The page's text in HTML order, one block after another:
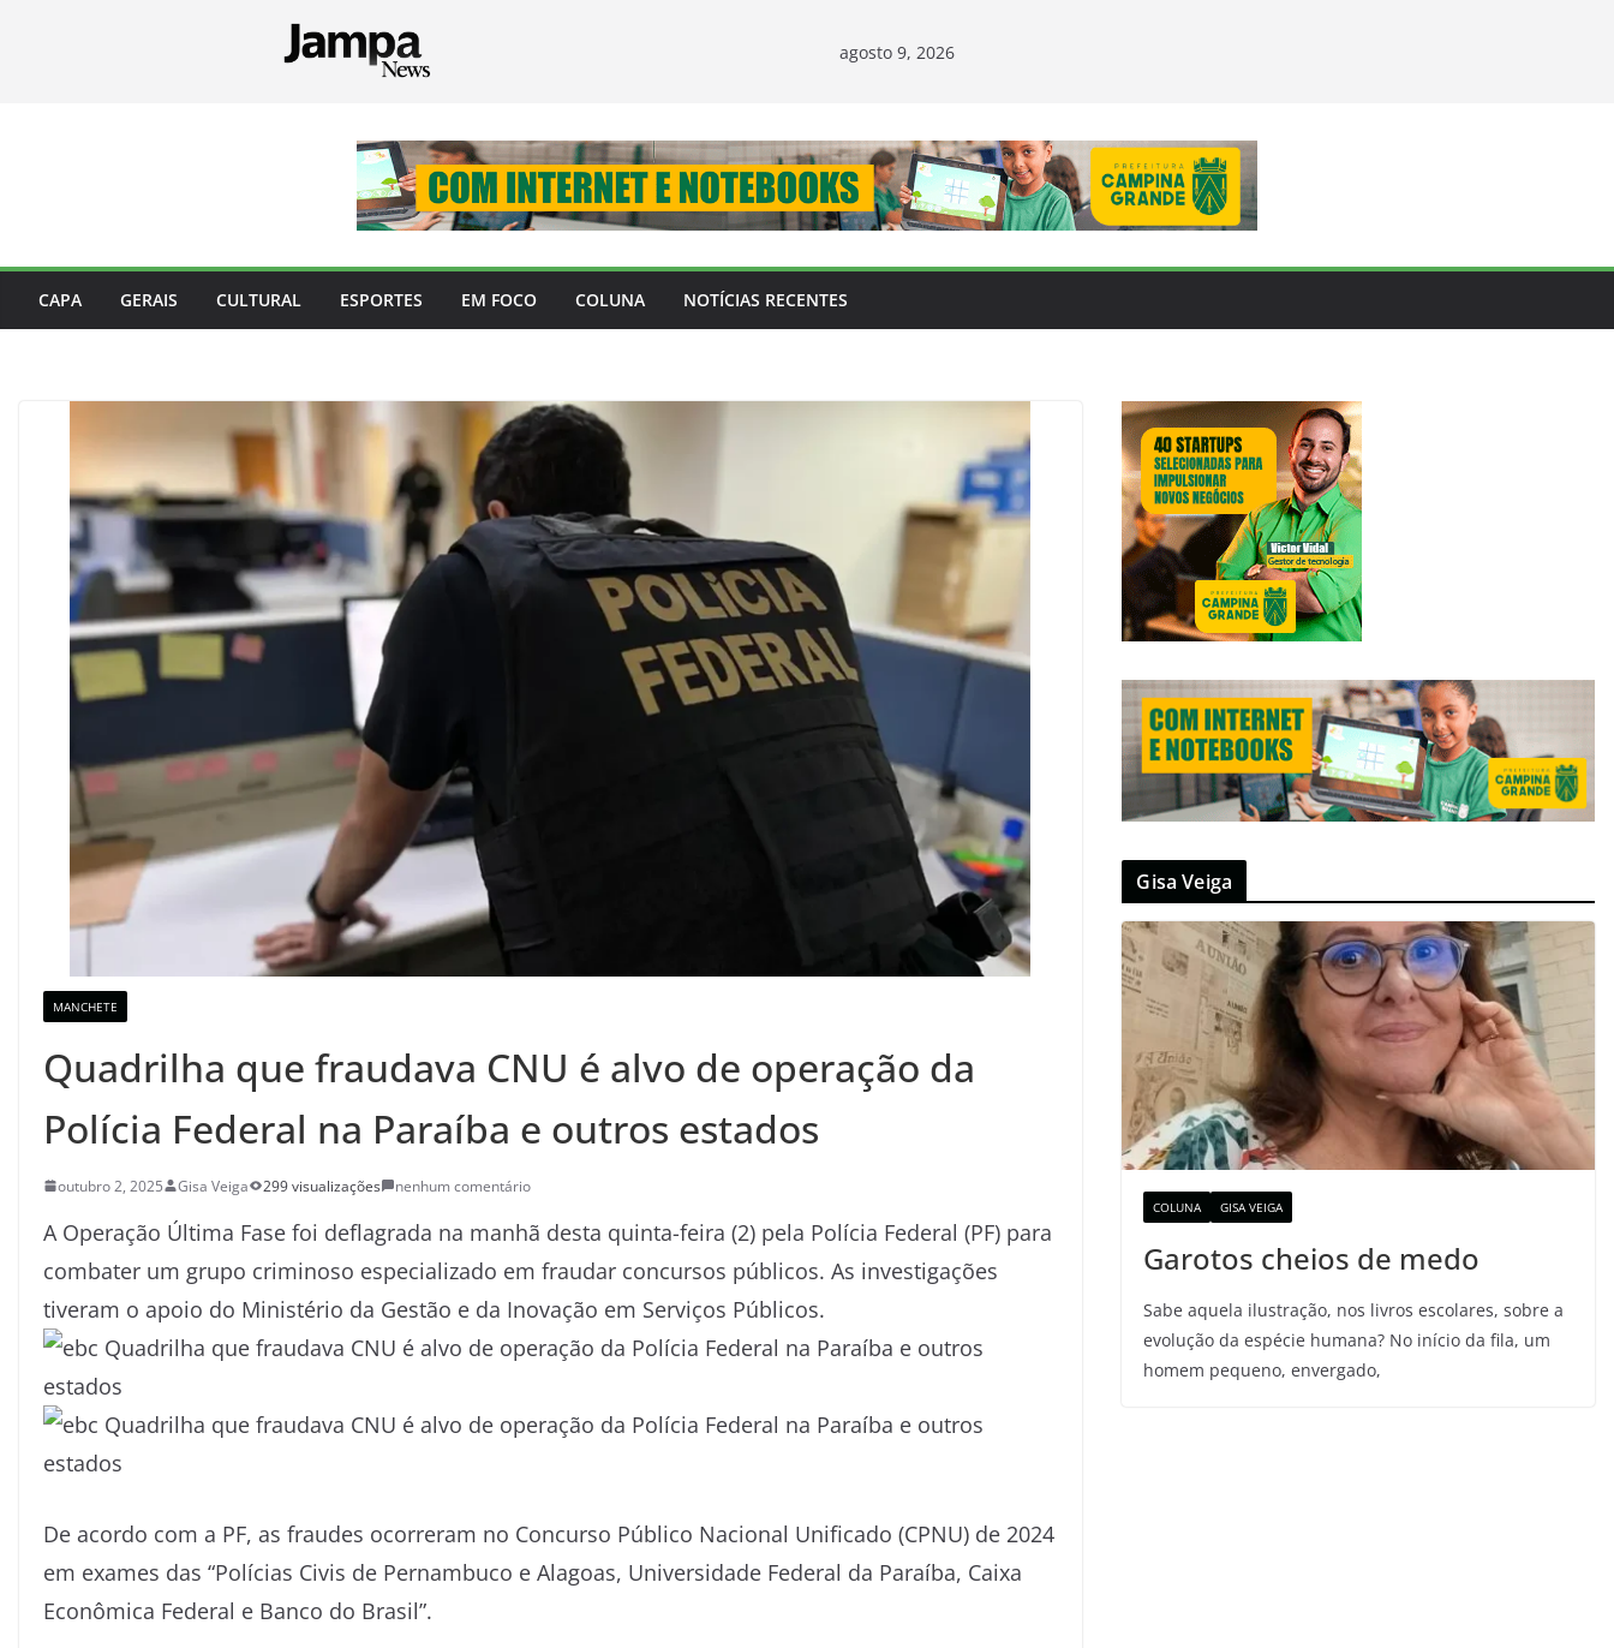
agosto 9, 2026
CAPA GERAIS CULTURAL ESPORTES EM FOCO COLUNA NOTÍCIAS RECENTES
MANCHETE
Quadrilha que fraudava CNU é alvo de operação da
Polícia Federal na Paraíba e outros estados
outubro 2, 2025 Gisa Veiga 299 visualizações nenhum comentário
A Operação Última Fase foi deflagrada na manhã desta quinta-feira (2) pela Polícia Federal (PF) para
combater um grupo criminoso especializado em fraudar concursos públicos. As investigações
tiveram o apoio do Ministério da Gestão e da Inovação em Serviços Públicos.
De acordo com a PF, as fraudes ocorreram no Concurso Público Nacional Unificado (CPNU) de 2024
em exames das “Polícias Civis de Pernambuco e Alagoas, Universidade Federal da Paraíba, Caixa
Econômica Federal e Banco do Brasil”.
Gisa Veiga
COLUNA GISA VEIGA
Garotos cheios de medo
Sabe aquela ilustração, nos livros escolares, sobre a
evolução da espécie humana? No início da fila, um
homem pequeno, envergado,